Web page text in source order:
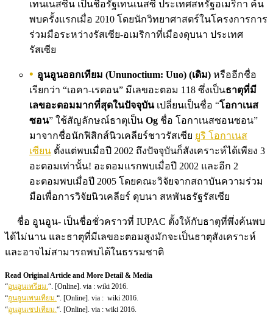
เทนเนสซีน เป็นชื่อรัฐเทนเนสซี ประเทศสหรัฐอเมริกา ค้น
พบครั้งแรกเมื่อ 2010 โดยนักวิทยาศาสตร์ในโครงการการ
ร่วมมือระหว่างรัสเซีย-อเมริกาที่เมืองดุบนา ประเทศ
รัสเซีย
อูนอูนออกเทียม (Ununoctium: Uuo) (เดิม) หรืออีกชื่อ
เรียกว่า “เอคา-เรดอน” มีเลขอะตอม 118 ซึ่งเป็นธาตุที่มี
เลขอะตอมมากที่สุดในปัจจุบันเปลี่ยนเป็นชื่อ “โอกาเนส
ซอน” ใช้สัญลักษณ์ธาตุเป็น Og ชื่อ โอกาเนสซอนซอน”
มาจากชื่อนักฟิสิกส์นิวเคลียร์ชาวรัสเซีย ยูริ โอกาเนส
เซียน ตั้งแต่พบเมื่อปี 2002 ถึงปัจจุบันก็สังเคราะห์ได้เพียง 3
อะตอมเท่านั้น! อะตอมแรกพบเมื่อปี 2002 และอีก 2
อะตอมพบเมื่อปี 2005 โดยคณะวิจัยจากสถาบันความร่วม
มือเพื่อการวิจัยนิวเคลียร์ ดุบนา สหพันธรัฐรัสเซีย
ชื่อ อูนอูน- เป็นชื่อชั่วคราวที่ IUPAC ตั้งให้กับธาตุที่พึ่งค้นพบ
ได้ไม่นาน และธาตุที่มีเลขอะตอมสูงมักจะเป็นธาตุสังเคราะห์
และอาจไม่สามารถพบได้ในธรรมชาติ
Read Original Article and More Detail & Media
“อูนอูนเทรียม.“. [Online]. via : wiki 2016.
“อูนอูนเพนเทียม.“. [Online]. via : wiki 2016.
“อูนอูนเซปเทียม.“. [Online]. via : wiki 2016.